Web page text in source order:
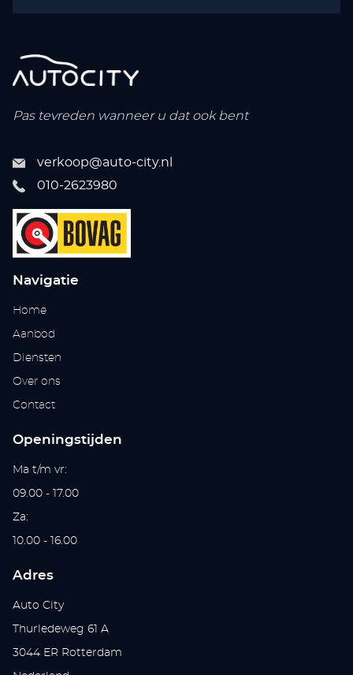
Pas tevreden wanneer u dat ook bent
verkoop@auto-city.nl
010-2623980
Navigatie
Home
Aanbod
Diensten
Over ons
Contact
Openingstijden
Ma t/m vr:
09.00 - 17.00
Za:
10.00 - 16.00
Adres
Auto City
Thurledeweg 61 A
3044 ER Rotterdam